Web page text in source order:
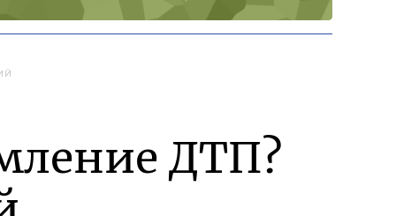
ДТП?